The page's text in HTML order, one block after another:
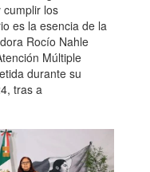
de agosto de
los
es la esencia de la
Rocío Nahle
Múltiple
durante su